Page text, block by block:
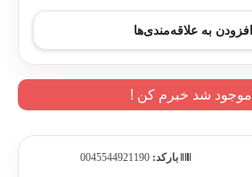
افزودن به علاقه‌مندی‌ها
موجود شد خبرم کن !
بارکد: